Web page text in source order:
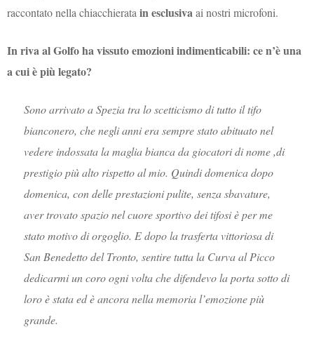
raccontato nella chiacchieratain esclusivaai nostri microfoni.
In riva al Golfo ha vissuto emozioni indimenticabili: ce n’è una
a cui è più legato?
Sono arrivato a Spezia tra lo scetticismo di tutto il tifo
bianconero, che negli anni era sempre stato abituato nel
vedere indossata la maglia bianca da giocatori di nome ,di
prestigio più alto rispetto al mio. Quindi domenica dopo
domenica, con delle prestazioni pulite, senza sbavature,
aver trovato spazio nel cuore sportivo dei tifosi è per me
stato motivo di orgoglio. E dopo la trasferta vittoriosa di
San Benedetto del Tronto, sentire tutta la Curva al Picco
dedicarmi un coro ogni volta che difendevo la porta sotto di
loro è stata ed è ancora nella memoria l’emozione più
grande.